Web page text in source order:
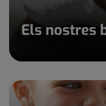
Els nostres